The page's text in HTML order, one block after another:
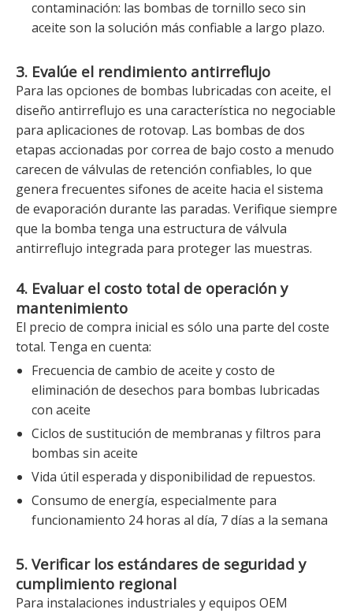
contaminación: las bombas de tornillo seco sin
aceite son la solución más confiable a largo plazo.
3. Evalúe el rendimiento antirreflujo
Para las opciones de bombas lubricadas con aceite, el
diseño antirreflujo es una característica no negociable
para aplicaciones de rotovap. Las bombas de dos
etapas accionadas por correa de bajo costo a menudo
carecen de válvulas de retención confiables, lo que
genera frecuentes sifones de aceite hacia el sistema
de evaporación durante las paradas. Verifique siempre
que la bomba tenga una estructura de válvula
antirreflujo integrada para proteger las muestras.
4. Evaluar el costo total de operación y
mantenimiento
El precio de compra inicial es sólo una parte del coste
total. Tenga en cuenta:
Frecuencia de cambio de aceite y costo de
eliminación de desechos para bombas lubricadas
con aceite
Ciclos de sustitución de membranas y filtros para
bombas sin aceite
Vida útil esperada y disponibilidad de repuestos.
Consumo de energía, especialmente para
funcionamiento 24 horas al día, 7 días a la semana
5. Verificar los estándares de seguridad y
cumplimiento regional
Para instalaciones industriales y equipos OEM